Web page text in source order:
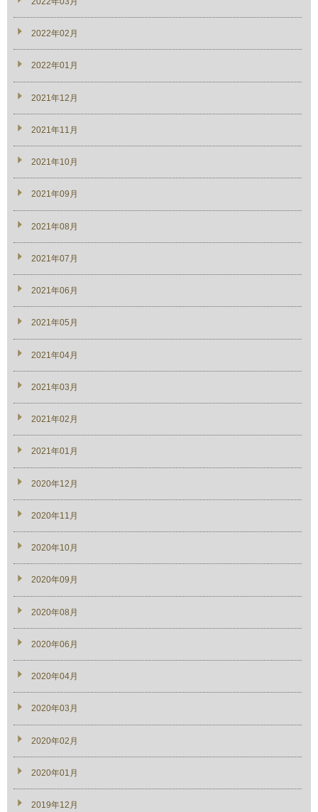
2022年02月
2022年01月
2021年12月
2021年11月
2021年10月
2021年09月
2021年08月
2021年07月
2021年06月
2021年05月
2021年04月
2021年03月
2021年02月
2021年01月
2020年12月
2020年11月
2020年10月
2020年09月
2020年08月
2020年06月
2020年04月
2020年03月
2020年02月
2020年01月
2019年12月